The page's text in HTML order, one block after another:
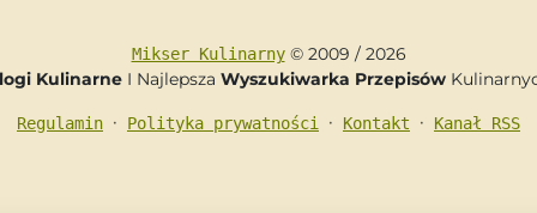
Mikser Kulinarny© 2009 / 2026
Kulinarne I Najlepsza Wyszukiwarka Przepisów
Regulamin • Polityka prywatności • Kontakt • Kanał RSS